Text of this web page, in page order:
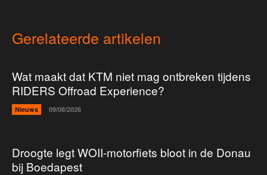
Gerelateerde artikelen
Wat maakt dat KTM niet mag ontbreken tijdens
RIDERS Offroad Experience?
Nieuws 09/08/2026
Droogte legt WOII-motorfiets bloot in de Donau
bij Boedapest